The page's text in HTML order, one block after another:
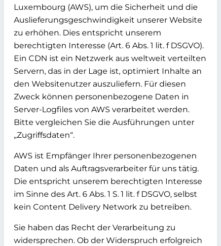
Luxembourg (AWS), um die Sicherheit und die
Auslieferungsgeschwindigkeit unserer Website
zu erhöhen. Dies entspricht unserem
berechtigten Interesse (Art. 6 Abs. 1 lit. f DSGVO).
Ein CDN ist ein Netzwerk aus weltweit verteilten
Servern, das in der Lage ist, optimiert Inhalte an
den Websitenutzer auszuliefern. Für diesen
Zweck können personenbezogene Daten in
Server-Logfiles von AWS verarbeitet werden.
Bitte vergleichen Sie die Ausführungen unter
„Zugriffsdaten“.
AWS ist Empfänger Ihrer personenbezogenen
Daten und als Auftragsverarbeiter für uns tätig.
Die entspricht unserem berechtigten Interesse
im Sinne des Art. 6 Abs. 1 S. 1 lit. f DSGVO, selbst
kein Content Delivery Network zu betreiben.
Sie haben das Recht der Verarbeitung zu
widersprechen. Ob der Widerspruch erfolgreich